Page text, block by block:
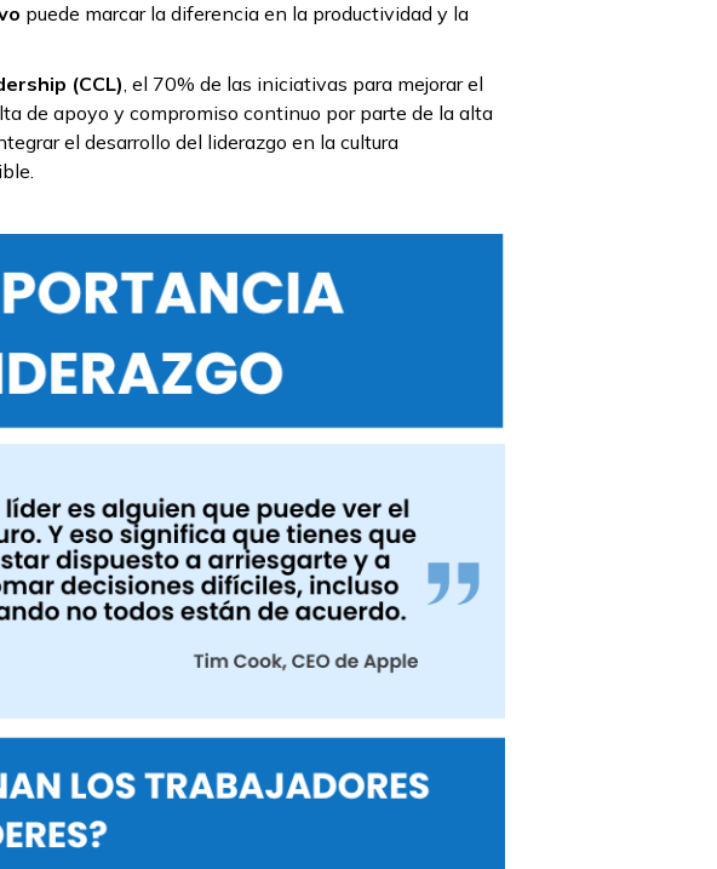
puede marcar la diferencia en la productividad y la
(CCL), el 70% de las iniciativas para mejorar el
de apoyo y compromiso continuo por parte de la alta
el desarrollo del liderazgo en la cultura